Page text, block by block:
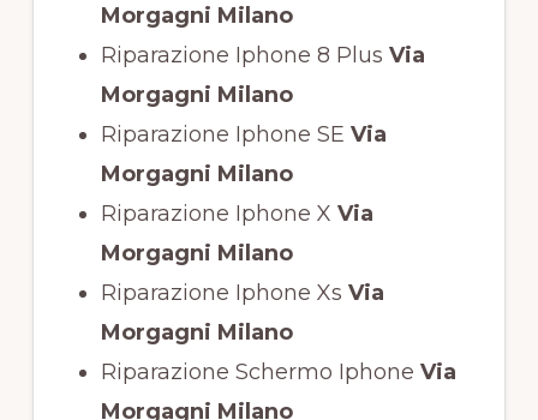
Morgagni Milano
Riparazione Iphone 8 Plus Via
Morgagni Milano
Riparazione Iphone SE Via
Morgagni Milano
Riparazione Iphone X Via
Morgagni Milano
Riparazione Iphone Xs Via
Morgagni Milano
Riparazione Schermo Iphone Via
Morgagni Milano